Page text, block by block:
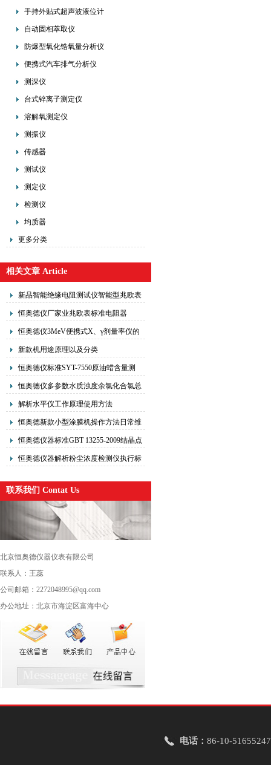
手持外贴式超声波液位计
自动固相萃取仪
防爆型氧化锆氧量分析仪
便携式汽车排气分析仪
测深仪
台式锌离子测定仪
溶解氧测定仪
测振仪
传感器
测试仪
测定仪
检测仪
均质器
更多分类
相关文章 Article
新品智能绝缘电阻测试仪智能型兆欧表
兆欧表_操作原理
恒奥德仪厂家业兆欧表标准电阻器
恒奥德仪3MeV便携式X、γ剂量率仪的
操作使用原理
新款机用途原理以及分类
恒奥德仪标准SYT-7550原油蜡含量测
定仪操作流程原理
恒奥德仪多参数水质浊度余氯化合氯总
氯测定仪的操作使用
解析水平仪工作原理使用方法
恒奥德新款小型涂膜机操作方法日常维
护及注意事项
恒奥德仪器标准GBT 13255-2009结晶点
仪的操作使用原理
恒奥德仪器解析粉尘浓度检测仪执行标
联系我们 Contat Us
北京恒奥德仪器仪表有限公司
联系人：王蕊
公司邮箱：2272048995@qq.com
办公地址：北京市海淀区富海中心
电话： 86-10-51655247